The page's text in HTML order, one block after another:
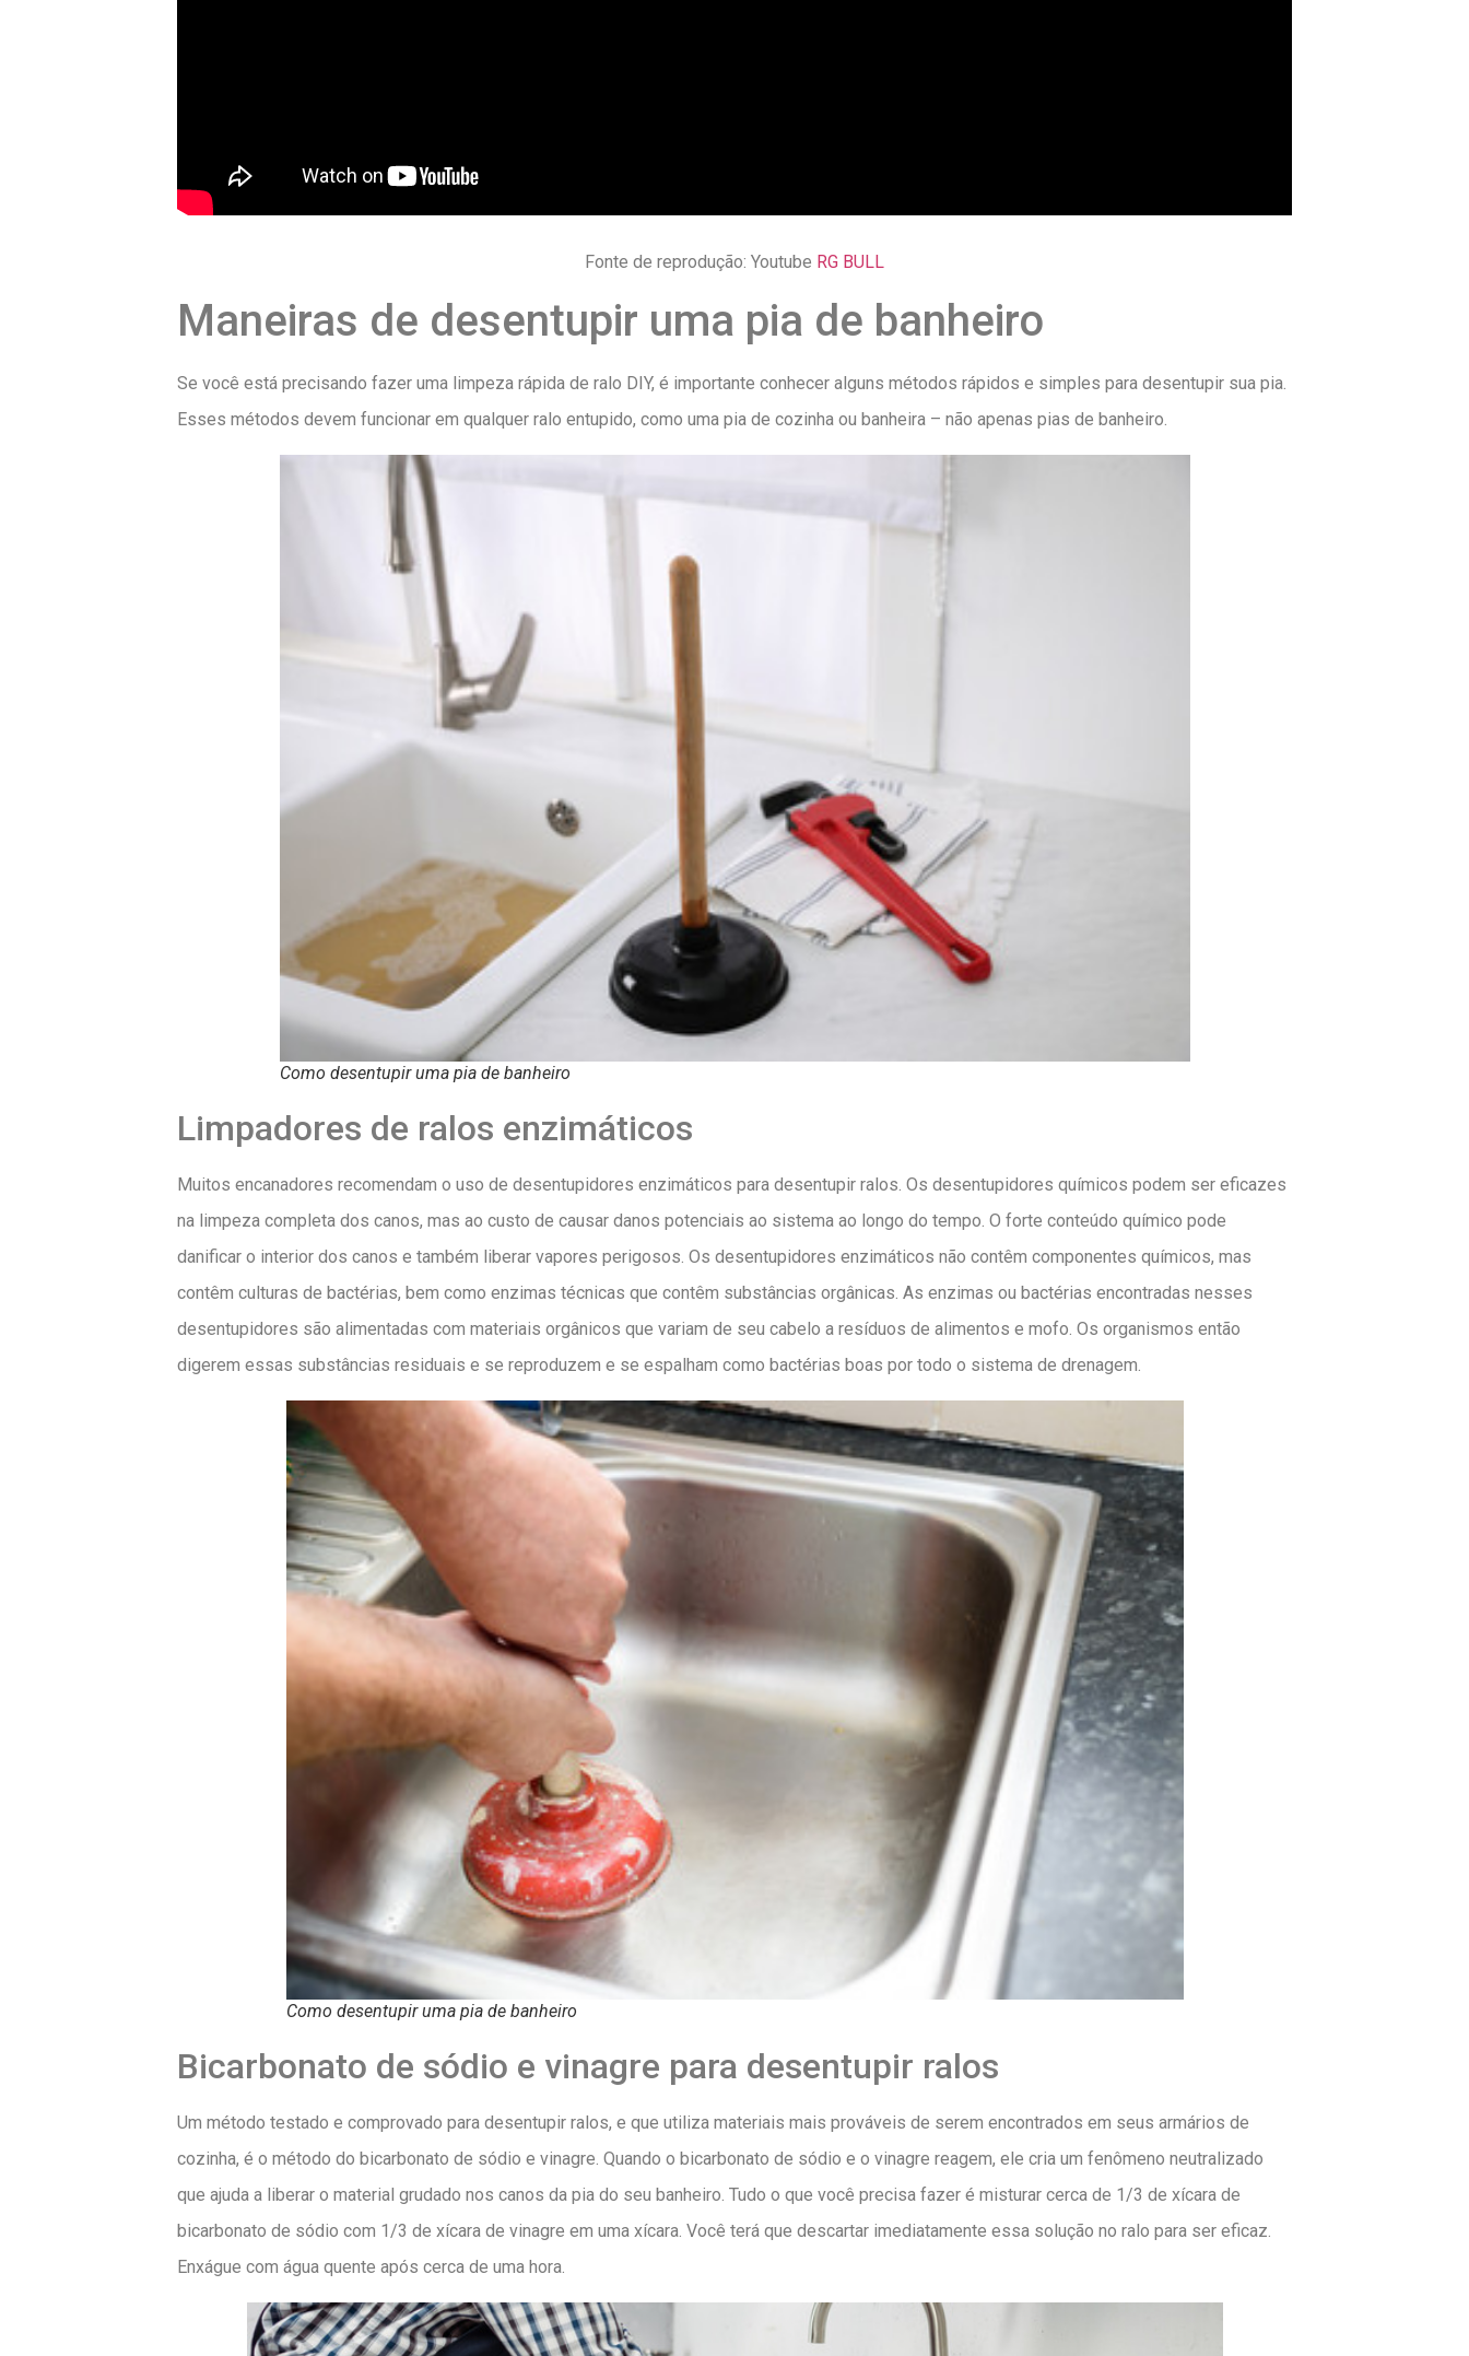
Fonte de reprodução: Youtube RG BULL
Maneiras de desentupir uma pia de banheiro
Se você está precisando fazer uma limpeza rápida de ralo DIY, é importante conhecer alguns métodos rápidos e simples para desentupir sua pia.
Esses métodos devem funcionar em qualquer ralo entupido, como uma pia de cozinha ou banheira – não apenas pias de banheiro.
Como desentupir uma pia de banheiro
Limpadores de ralos enzimáticos
Muitos encanadores recomendam o uso de desentupidores enzimáticos para desentupir ralos. Os desentupidores químicos podem ser eficazes
na limpeza completa dos canos, mas ao custo de causar danos potenciais ao sistema ao longo do tempo. O forte conteúdo químico pode
danificar o interior dos canos e também liberar vapores perigosos. Os desentupidores enzimáticos não contêm componentes químicos, mas
contêm culturas de bactérias, bem como enzimas técnicas que contêm substâncias orgânicas. As enzimas ou bactérias encontradas nesses
desentupidores são alimentadas com materiais orgânicos que variam de seu cabelo a resíduos de alimentos e mofo. Os organismos então
digerem essas substâncias residuais e se reproduzem e se espalham como bactérias boas por todo o sistema de drenagem.
Como desentupir uma pia de banheiro
Bicarbonato de sódio e vinagre para desentupir ralos
Um método testado e comprovado para desentupir ralos, e que utiliza materiais mais prováveis ​​de serem encontrados em seus armários de
cozinha, é o método do bicarbonato de sódio e vinagre. Quando o bicarbonato de sódio e o vinagre reagem, ele cria um fenômeno neutralizado
que ajuda a liberar o material grudado nos canos da pia do seu banheiro. Tudo o que você precisa fazer é misturar cerca de 1/3 de xícara de
bicarbonato de sódio com 1/3 de xícara de vinagre em uma xícara. Você terá que descartar imediatamente essa solução no ralo para ser eficaz.
Enxágue com água quente após cerca de uma hora.